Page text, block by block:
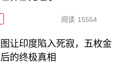
阅读 15554
让印度陷入死寂，五枚金
的终极真相